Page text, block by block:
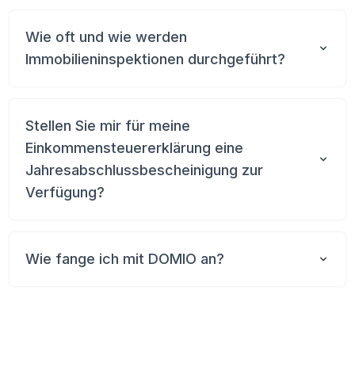
Wie oft und wie werden
Immobilieninspektionen durchgeführt?
Stellen Sie mir für meine
Einkommensteuererklärung eine
Jahresabschlussbescheinigung zur
Verfügung?
Wie fange ich mit DOMIO an?